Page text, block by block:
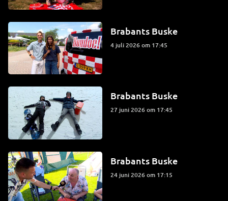
Brabants Buske
4 juli 2026 om 17:45
Brabants Buske
27 juni 2026 om 17:45
Brabants Buske
24 juni 2026 om 17:15